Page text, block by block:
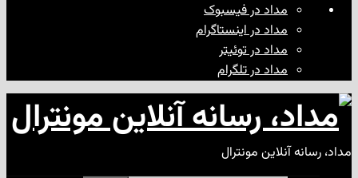
مداد در فیسبوک
مداد در اینستاگرام
مداد در توئیتر
مداد در تلگرام
مونترال